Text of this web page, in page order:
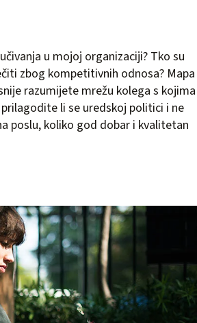
u mojoj organizaciji? Tko su
zbog kompetitivnih odnosa? Mapa
razumijete mrežu kolega s kojima
li se uredskoj politici i ne
poslu, koliko god dobar i kvalitetan